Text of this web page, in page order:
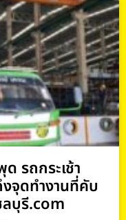
รถกระเช้า
จุดทำงานที่คับ
ลบุรี.com